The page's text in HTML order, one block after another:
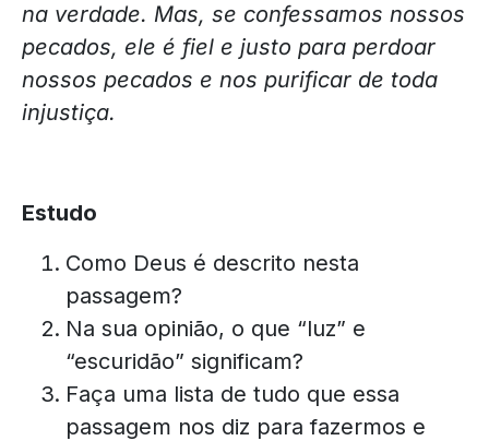
na verdade. Mas, se confessamos nossos
pecados, ele é fiel e justo para perdoar
nossos pecados e nos purificar de toda
injustiça.
Estudo
Como Deus é descrito nesta
passagem?
Na sua opinião, o que “luz” e
“escuridão” significam?
Faça uma lista de tudo que essa
passagem nos diz para fazermos e